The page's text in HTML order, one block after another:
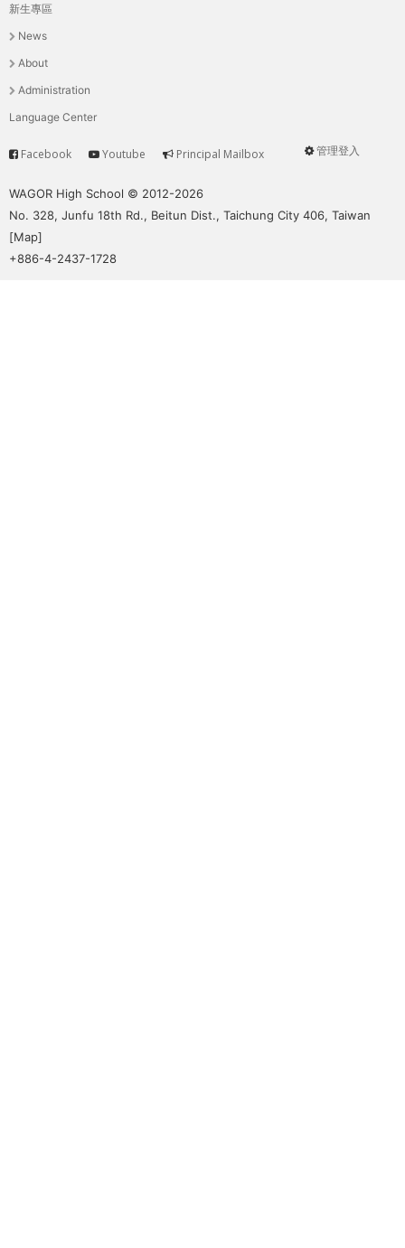
主
選
單
新生專區
News
About
Administration
Language Center
User
管理登入
Service
Facebook Youtube Principal Mailbox
WAGOR High School © 2012-2026
No. 328, Junfu 18th Rd., Beitun Dist., Taichung City 406, Taiwan
[Map]
+886-4-2437-1728